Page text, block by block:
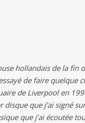
hollandais de la fin
de faire quelque
de Liverpool en
disque que j’ai signé
que j’ai écoutée